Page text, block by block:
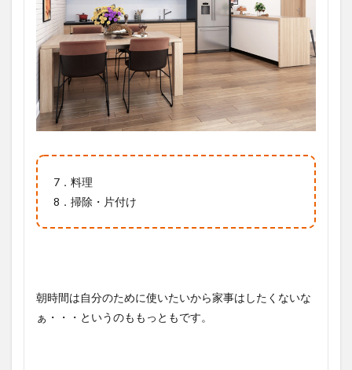
7．料理
8．掃除・片付け
朝時間は自分のために使いたいから家事はしたくないな
ぁ・・・というのももっともです。